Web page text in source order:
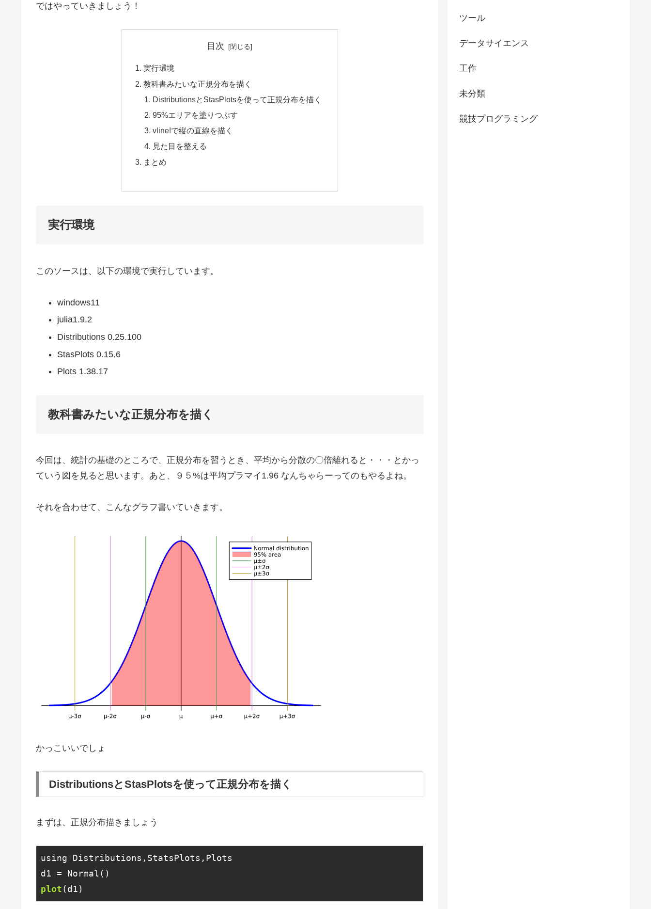
ではやっていきましょう！
目次
実行環境
教科書みたいな正規分布を描く
DistributionsとStasPlotsを使って正規分布を描く
95%エリアを塗りつぶす
vline!で縦の直線を描く
見た目を整える
まとめ
実行環境
このソースは、以下の環境で実行しています。
windows11
julia1.9.2
Distributions 0.25.100
StasPlots 0.15.6
Plots 1.38.17
教科書みたいな正規分布を描く
今回は、統計の基礎のところで、正規分布を習うとき、平均から分散の〇倍離れると・・・とかっ
ていう図を見ると思います。あと、９５%は平均プラマイ1.96 なんちゃらーってのもやるよね。
それを合わせて、こんなグラフ書いていきます。
かっこいいでしょ
DistributionsとStasPlotsを使って正規分布を描く
まずは、正規分布描きましょう
using Distributions,StatsPlots,Plots
plot(d1)
ツール
データサイエンス
工作
未分類
競技プログラミング